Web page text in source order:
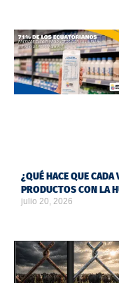
¿QUÉ HACE QUE CADA
PRODUCTOS CON LA
julio 20, 2026